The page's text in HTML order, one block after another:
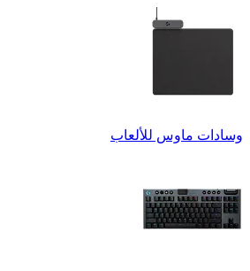
وسادات ماوس للألعاب